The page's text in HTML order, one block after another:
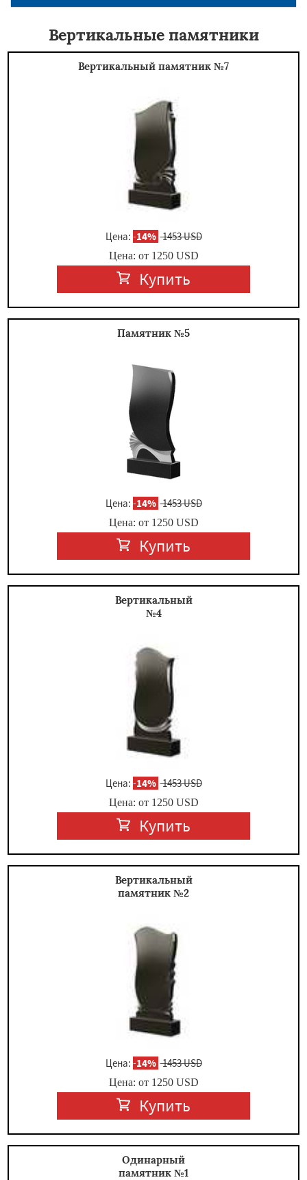
Вертикальные памятники
Вертикальный памятник №7
Цена: -14% 1453 USD
Цена: от 1250USD
Купить
Памятник №5
Цена: -14% 1453 USD
Цена: от 1250USD
Купить
Вертикальный
№4
Цена: -14% 1453 USD
Цена: от 1250USD
Купить
Вертикальный
памятник №2
Цена: -14% 1453 USD
Цена: от 1250USD
Купить
Одинарный
памятник №1
Даю согласие на обработку персональных данных